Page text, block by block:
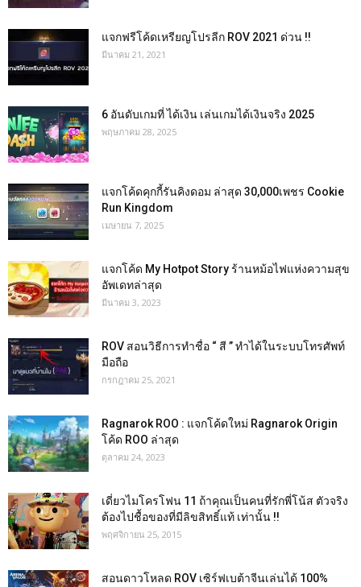
แจกฟรีโค้ดเหรียญโปรลีก ROV 2021 ด่วน !!
มีนาคม 21, 2021
6 อันดับเกมที่ ได้เงิน เล่นเกมได้เงินจริง 2025
พฤษภาคม 28, 2025
แจกโค้ดคุกกี้รันคิงดอม ล่าสุด 30,000เพชร Cookie
Run Kingdom
เมษายน 7, 2025
แจกโค้ด My Hotpot Story ร้านหม้อไฟแห่งความสุข
อัพเดทล่าสุด
มีนาคม 3, 2023
ROV สอนวิธีการทำชื่อ “ สี ” ทำได้ในระบบโทรศัพท์
มือถือ
กรกฎาคม 25, 2021
Ragnarok ROO : แจกโค้ดใหม่ Ragnarok Origin
โค้ด ROO ล่าสุด
ตุลาคม 24, 2023
เดี่ยวไมโครโฟน 11 ถ้าคุณเป็นคนที่รักพี่โน้ส ตัวจริง
ต้องไปชื้อของที่มีลิขสิทธิ์แท้ เท่านั้น !!
พฤศจิกายน 25, 2015
สอนดาวโหลด ROV เซิร์ฟเบต้าจีนเล่นได้ 100%